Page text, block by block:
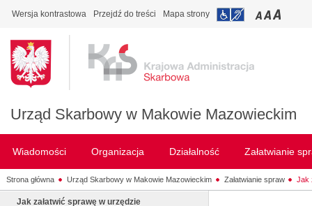
Wersja kontrastowa Przejdź do treści Mapa strony
Urząd Skarbowy w Makowie Mazowieckim
Wiadomości Organizacja Działalność Załatwianie
Strona główna Urząd Skarbowy w Makowie Mazowieckim Załatwianie spraw Jak
Jak załatwić sprawę w urzędzie